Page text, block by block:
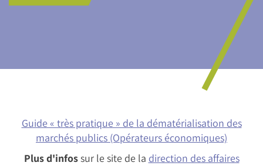
Guide « très pratique » de la dématérialisation des
marchés publics (Opérateurs économiques)
Plus d'infossur le site de la direction des affaires